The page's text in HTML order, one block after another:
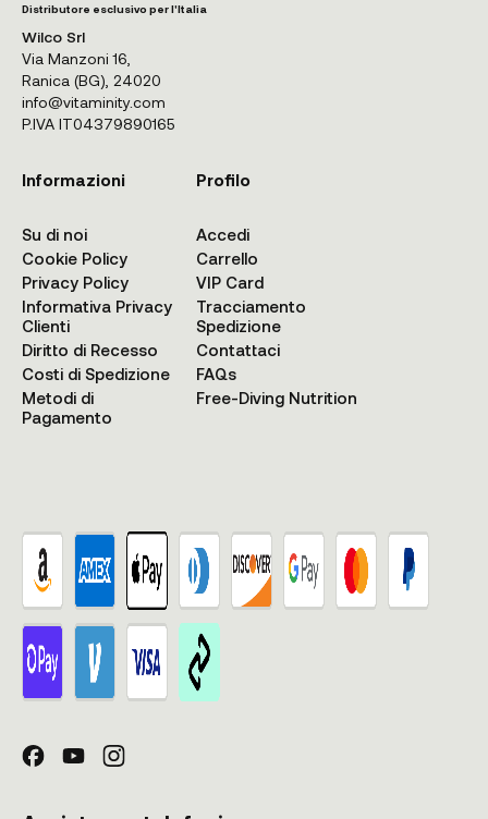
Distributore esclusivo per l'Italia
Wilco Srl
Via Manzoni 16,
Ranica (BG), 24020
info@vitaminity.com
P.IVA IT04379890165
Informazioni
Su di noi
Cookie Policy
Privacy Policy
Informativa Privacy
Clienti
Diritto di Recesso
Costi di Spedizione
Metodi di
Pagamento
Profilo
Accedi
Carrello
VIP Card
Tracciamento
Spedizione
Contattaci
FAQs
Free-Diving Nutrition